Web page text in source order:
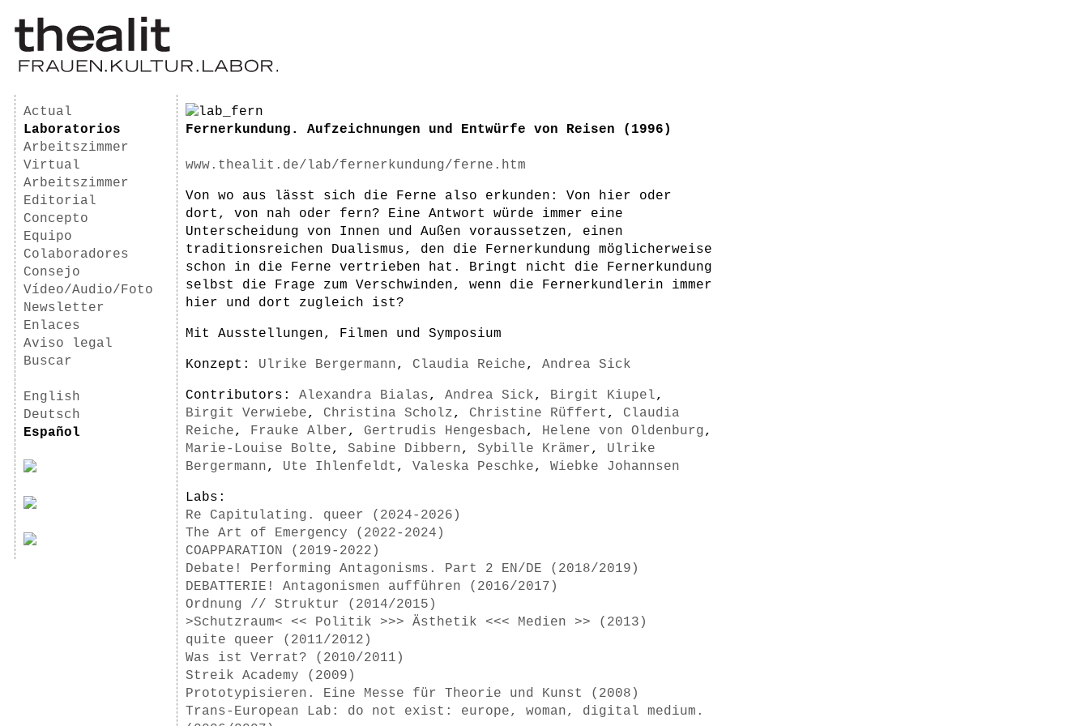
Actual
Laboratorios
Arbeitszimmer
Virtual
Arbeitszimmer
Editorial
Concepto
Equipo
Colaboradores
Consejo
Vídeo/Audio/Foto
Newsletter
Enlaces
Aviso legal
Buscar
English
Deutsch
Español
Fernerkundung. Aufzeichnungen und Entwürfe von Reisen (1996)
www.thealit.de/lab/fernerkundung/ferne.htm
Von wo aus lässt sich die Ferne also erkunden: Von hier oder
dort, von nah oder fern? Eine Antwort würde immer eine
Unterscheidung von Innen und Außen voraussetzen, einen
traditionsreichen Dualismus, den die Fernerkundung möglicherweise
schon in die Ferne vertrieben hat. Bringt nicht die Fernerkundung
selbst die Frage zum Verschwinden, wenn die Fernerkundlerin immer
hier und dort zugleich ist?
Mit Ausstellungen, Filmen und Symposium
Konzept: Ulrike Bergermann, Claudia Reiche, Andrea Sick
Contributors: Alexandra Bialas, Andrea Sick, Birgit Kiupel,
Birgit Verwiebe, Christina Scholz, Christine Rüffert , Claudia
Reiche, Frauke Alber, Gertrudis Hengesbach, Helene von Oldenburg,
Marie-Louise Bolte, Sabine Dibbern, Sybille Krämer, Ulrike
Bergermann, Ute Ihlenfeldt , Valeska Peschke, Wiebke Johannsen
Labs:
Re Capitulating. queer (2024-2026)
The Art of Emergency (2022-2024)
COAPPARATION (2019-2022)
Debate! Performing Antagonisms. Part 2 EN/DE (2018/2019)
DEBATTERIE! Antagonismen aufführen (2016/2017)
Ordnung // Struktur (2014/2015)
>Schutzraum< << Politik >>> Ästhetik <<< Medien >> (2013)
quite queer (2011/2012)
Was ist Verrat? (2010/2011)
Streik Academy (2009)
Prototypisieren. Eine Messe für Theorie und Kunst (2008)
Trans-European Lab: do not exist: europe, woman, digital medium.